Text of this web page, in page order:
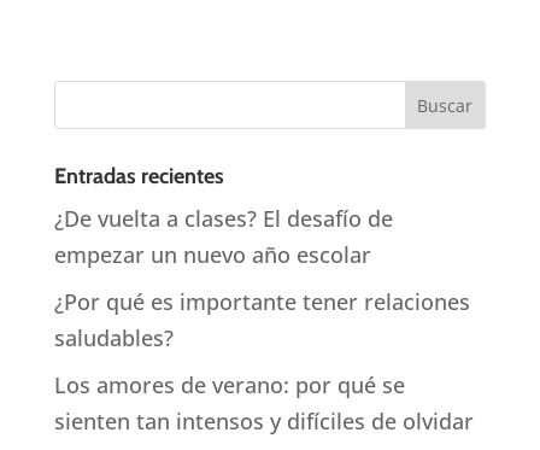
Entradas recientes
¿De vuelta a clases? El desafío de
empezar un nuevo año escolar
¿Por qué es importante tener relaciones
saludables?
Los amores de verano: por qué se
sienten tan intensos y difíciles de olvidar